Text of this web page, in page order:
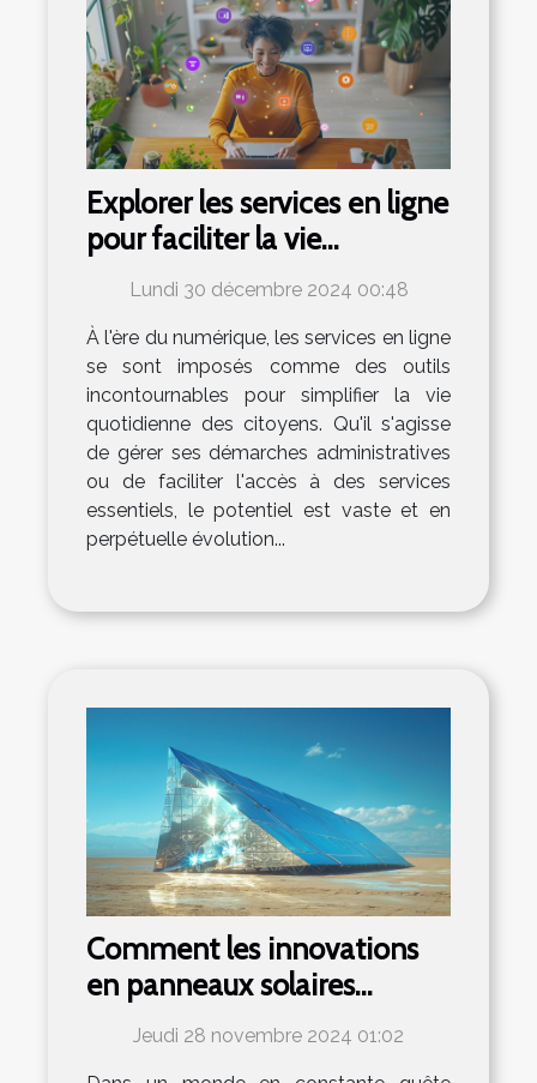
Explorer les services en ligne
pour faciliter la vie
quotidienne des citoyens
Lundi 30 décembre 2024 00:48
À l'ère du numérique, les services en ligne
se sont imposés comme des outils
incontournables pour simplifier la vie
quotidienne des citoyens. Qu'il s'agisse
de gérer ses démarches administratives
ou de faciliter l'accès à des services
essentiels, le potentiel est vaste et en
perpétuelle évolution...
Comment les innovations
en panneaux solaires
bifaciaux transforment le
Jeudi 28 novembre 2024 01:02